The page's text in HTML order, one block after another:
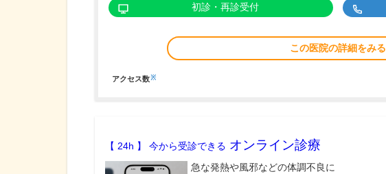
初診・再診受付
この医院の詳細をみる
アクセス数※
【 24h 】 今から受診できる オンライン診療
急な発熱や風邪などの体調不良に